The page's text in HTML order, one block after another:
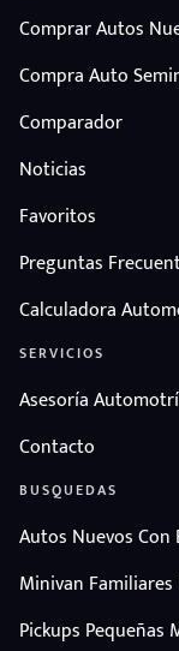
Comprar Autos
Compra Auto
Comparador
Noticias
Favoritos
Preguntas
Calculadora
SERVICIOS
Asesoría
Contacto
BUSQUEDAS
Autos Nuevos Con
Minivan Familiares
Pickups Pequeñas